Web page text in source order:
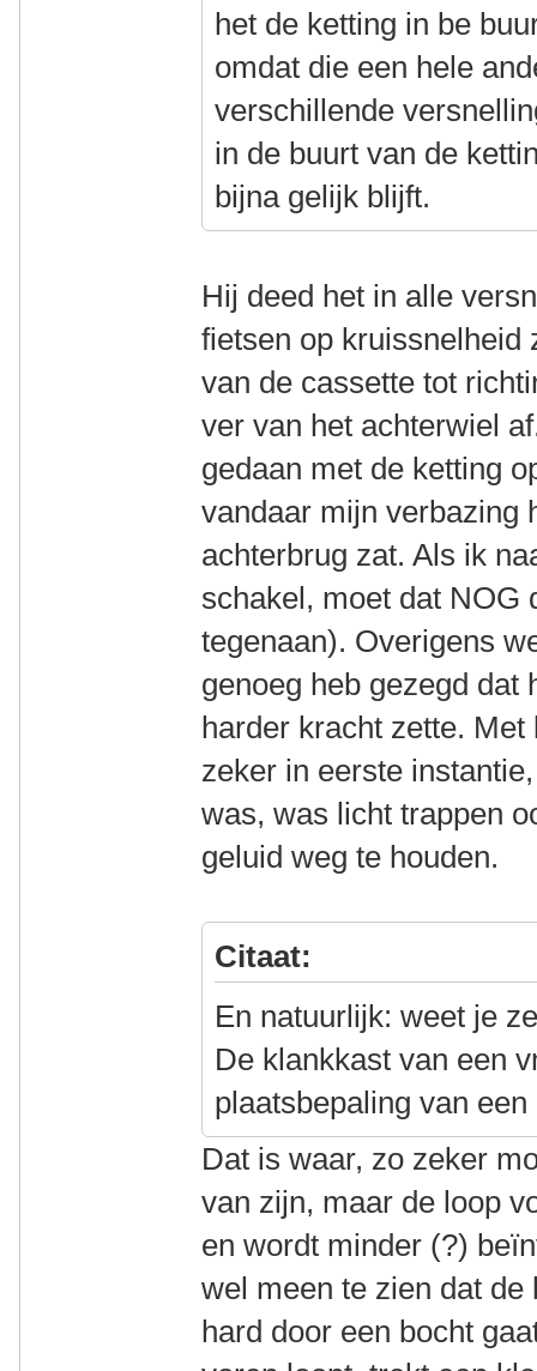
het de ketting in be
omdat die een hele
verschillende
in de buurt van de
bijna gelijk blijft.
Hij deed het in alle
fietsen op kruissnelheid
van de cassette tot
ver van het achterwiel
gedaan met de ketting
vandaar mijn verbazing
achterbrug zat. Als ik
schakel, moet dat NOG
tegenaan). Overigens
genoeg heb gezegd dat
harder kracht zette.
zeker in eerste
was, was licht trappen
geluid weg te houden.
Citaat:
En natuurlijk: weet je
De klankkast van een
plaatsbepaling van
Dat is waar, zo zeker
van zijn, maar de loop
en wordt minder (?)
wel meen te zien dat
hard door een bocht